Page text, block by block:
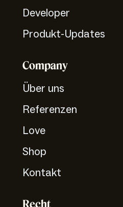
Developer
Produkt-Updates
Company
Über uns
Referenzen
Love
Shop
Kontakt
Recht